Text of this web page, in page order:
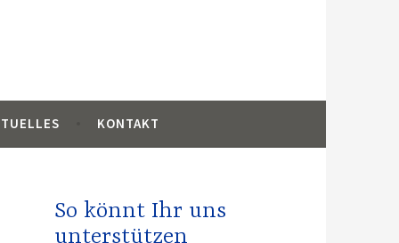
KONTAKT
So könnt Ihr uns
unterstützen